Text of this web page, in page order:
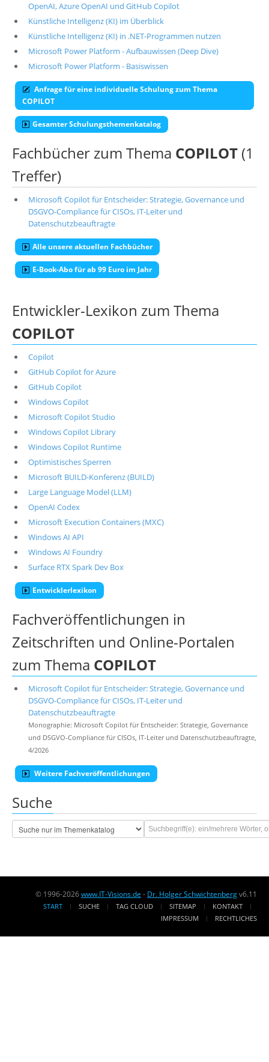
OpenAI, Azure OpenAI und GitHub Copilot
Künstliche Intelligenz (KI) im Überblick
Künstliche Intelligenz (KI) in .NET-Programmen nutzen
Microsoft Power Platform - Aufbauwissen (Deep Dive)
Microsoft Power Platform - Basiswissen
Anfrage für eine individuelle Schulung zum Thema
COPILOT
Gesamter Schulungsthemenkatalog
Fachbücher zum Thema COPILOT (1
Treffer)
Microsoft Copilot für Entscheider: Strategie, Governance und
DSGVO-Compliance für CISOs, IT-Leiter und
Datenschutzbeauftragte
Alle unsere aktuellen Fachbücher
E-Book-Abo für ab 99 Euro im Jahr
Entwickler-Lexikon zum Thema
COPILOT
Copilot
GitHub Copilot for Azure
GitHub Copilot
Windows Copilot
Microsoft Copilot Studio
Windows Copilot Library
Windows Copilot Runtime
Optimistisches Sperren
Microsoft BUILD-Konferenz (BUILD)
Large Language Model (LLM)
OpenAI Codex
Microsoft Execution Containers (MXC)
Windows AI API
Windows AI Foundry
Surface RTX Spark Dev Box
Entwicklerlexikon
Fachveröffentlichungen in
Zeitschriften und Online-Portalen
zum Thema COPILOT
Microsoft Copilot für Entscheider: Strategie, Governance und
DSGVO-Compliance für CISOs, IT-Leiter und
Datenschutzbeauftragte
Monographie: Microsoft Copilot für Entscheider: Strategie, Governance
und DSGVO-Compliance für CISOs, IT-Leiter und Datenschutzbeauftragte,
4/2026
Weitere Fachveröffentlichungen
Suche
© 1996-2026www.IT-Visions.de - Dr. Holger Schwichtenbergv6.11
START SUCHE TAG CLOUD SITEMAP
KONTAKT
IMPRESSUM
RECHTLICHES